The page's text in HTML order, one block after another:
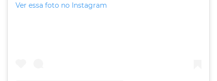
Ver essa foto no Instagram